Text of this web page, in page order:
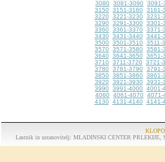
3080
3081-3090 3091-
3150
3151-3160 3161-
3220
3221-3230 3231-
3290
3291-3300 3301-
3360
3361-3370 3371-
3430
3431-3440 3441-
3500
3501-3510 3511-
3570
3571-3580 3581-
3640
3641-3650 3651-
3710
3711-3720 3721-
3780
3781-3790 3791-
3850
3851-3860 3861-
3920
3921-3930 3931-
3990
3991-4000 4001-
4060
4061-4070 4071-
4130
4131-4140 4141-
Lastnik in ustanovitelj: MLADINSKI CENTER PRLEKIJE,